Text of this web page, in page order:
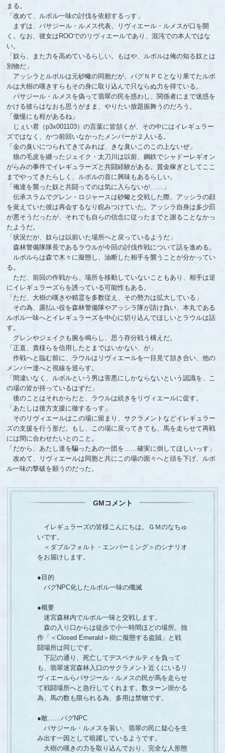
まる。
「改めて、ルボル一味の討伐を依頼するっす」
まずは、パサジール・ルメス代表、リヴィエール・ルメスが口を開
く。なお、彼女はROOでのリヴィエールであり、混沌での本人ではな
い。
「奴ら、また力を高めているらしい。もはや、ルボルは俺の知る奴とは
別物だ」
アッシラとルボルは元砂蠍の同胞だが、バグＮＰＣとなり果てたルボ
ルは大樹の嘆きすらもその身に取り込んで只ならぬ力を得ている。
パサジール・ルメスを偽って翡翠の民を惑わし、関係者にまで迷惑を
かける彼らはなおも思うがまま、やりたい放題振舞うのだろう。
「傲慢にも程があるね」
じぇい君（p3x001103）の言葉に皆頷くが、その中にはイレギュラー
ズではなく、かつ前回いなかったメンバーが２人いる。
「金の臭いにつられてきてみれば、きな臭いこのこの上ないぜ」
狼の毛皮を纏ったジェイク・太刀川は以前、鋼鉄でシャドーレギオン
がらみの事件でイレギュラーズと共闘経験がある。賞金稼ぎとしてここ
までやってきたらしく、ルボルの首に興味もあるらしい。
「俺達を襲った奴と共闘ってのは気に入らないが……」
伝承スラムでグレン・ロジャースは砂蠍と交戦した際、アッシラの顔
を覚えていた彼は再会するなり睨みつけていた。アッシラ自身は多少罰
が悪そうだったが、それでも自らの信念に従ったまでと謝ることなかっ
たようだ。
「状況だが、奴らは以前いた場所へと戻っているようだ」
森林警備隊隊長であるラウルが今回の討伐作戦について話を進める。
ルボルらは森で木々に擬態し、油断した相手を襲うことが分かってい
る。
ただ、前回の作戦から、場所を移動していないこともあり、相手は逆
にイレギュラーズらを誘っている可能性もある。
「ただ、大樹の嘆きや精霊を多数従え、その勢力は拡大している」
その為、露払い役を森林警備隊やアッシラ隊が請け負い、本丸である
ルボル一味へとイレギュラーズを中心に切り込んでほしいとラウルは話
す。
グレンやジェイクも腕を鳴らし、思う存分戦う構えだ。
「正直、貴様らを信用したとまではいかない、が」
作戦へと臨む前に、ラウルはリヴィエールを一目見て頷き合い、他の
メンバー達へと視線を巡らす。
「間違いなく、ルボルという男は害悪にしかならないという認識を、こ
の場の皆が持っているはずだ」
後のことはそれからだと、ラウルは続きをリヴィエールに促す。
「あたしは後方支援に徹するっす」
そのリヴィエールはこの場に留まり、サクラメントなどイレギュラー
ズの支援を行う形だ。もし、この場に戻ってきても、馬を走らせて再戦
には間に合わせたいとのこと。
「だから、あたし達を騙ったあの一団を……確実に倒してほしいっす」
改めて、リヴィエールは同胞と共にこの場の面々へと頭を下げ、ルボ
ル一味の撃破を願うのだった。
GMコメント
イレギュラーズの皆様こんにちは。ＧＭのなちゅ
いです。
＜ダブルフォルト・エンバーミング＞のシナリオ
をお届けします。
●目的
バグNPC化したルボル一味の殲滅
●概要
迷宮森林内でルボル一味と交戦します。
森の入り口からは徒歩で小一時間ほどの場所。拙
作「＜Closed Emerald＞樹に擬態する盗賊」と戦
闘場所は同じです。
下記の通り、死亡してデスペナルティを負って
も、翡翠迷宮森林入口のサクラメント近くにいるリ
ヴィエールらパサジール・ルメスの民が馬を走らせ
て戦闘場所へと急行してくれます。数ターン掛かる
為、馬の数も限られる為、多用は禁物です。
●敵……バグNPC
パサジール・ルメスを装い、翡翠の民に疑心を生
み出す一因として暗躍しているようです。
大樹の嘆きの力を取り込んでおり、完全な人形態